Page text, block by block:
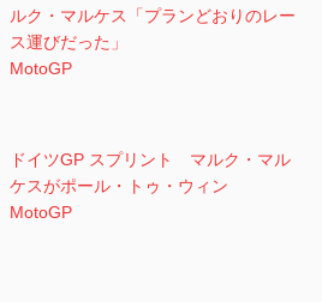
ルク・マルケス「プランどおりのレー
ス運びだった」
MotoGP
ドイツGP スプリント マルク・マル
ケスがポール・トゥ・ウィン
MotoGP